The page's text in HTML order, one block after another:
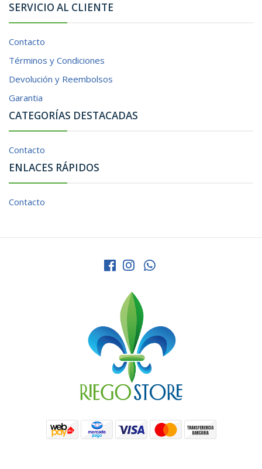
SERVICIO AL CLIENTE
Contacto
Términos y Condiciones
Devolución y Reembolsos
Garantia
CATEGORÍAS DESTACADAS
Contacto
ENLACES RÁPIDOS
Contacto